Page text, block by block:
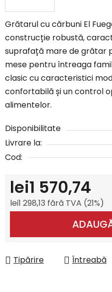
Grătarul cu cărbuni El
construcție robustă,
suprafață mare de grătar
mese pentru întreaga
clasic cu caracteristici
confortabilă și un control
alimentelor.
Disponibilitate
Livrare la:
Cod:
lei1 570,74
lei1 298,13 fără TVA (21%)
Tipărire Întreabă